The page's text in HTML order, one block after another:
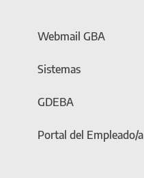
Webmail GBA
Sistemas
GDEBA
Portal del Empleado/a